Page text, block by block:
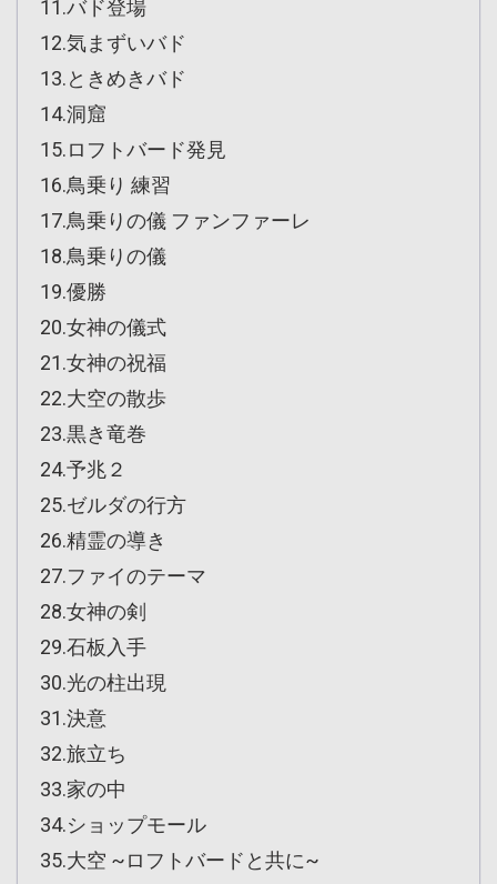
11.バド登場
12.気まずいバド
13.ときめきバド
14.洞窟
15.ロフトバード発見
16.鳥乗り 練習
17.鳥乗りの儀 ファンファーレ
18.鳥乗りの儀
19.優勝
20.女神の儀式
21.女神の祝福
22.大空の散歩
23.黒き竜巻
24.予兆２
25.ゼルダの行方
26.精霊の導き
27.ファイのテーマ
28.女神の剣
29.石板入手
30.光の柱出現
31.決意
32.旅立ち
33.家の中
34.ショップモール
35.大空 ~ロフトバードと共に~